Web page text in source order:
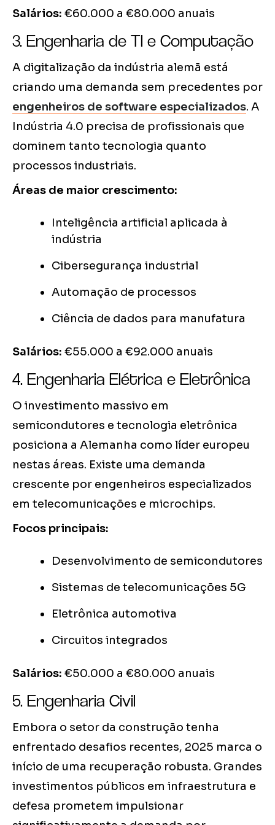
Salários: €60.000 a €80.000 anuais
3. Engenharia de TI e Computação
A digitalização da indústria alemã está
criando uma demanda sem precedentes por
engenheiros de software especializados. A
Indústria 4.0 precisa de profissionais que
dominem tanto tecnologia quanto
processos industriais.
Áreas de maior crescimento:
Inteligência artificial aplicada à
indústria
Cibersegurança industrial
Automação de processos
Ciência de dados para manufatura
Salários: €55.000 a €92.000 anuais
4. Engenharia Elétrica e Eletrônica
O investimento massivo em
semicondutores e tecnologia eletrônica
posiciona a Alemanha como líder europeu
nestas áreas. Existe uma demanda
crescente por engenheiros especializados
em telecomunicações e microchips.
Focos principais:
Desenvolvimento de semicondutores
Sistemas de telecomunicações 5G
Eletrônica automotiva
Circuitos integrados
Salários: €50.000 a €80.000 anuais
5. Engenharia Civil
Embora o setor da construção tenha
enfrentado desafios recentes, 2025 marca o
início de uma recuperação robusta. Grandes
investimentos públicos em infraestrutura e
defesa prometem impulsionar